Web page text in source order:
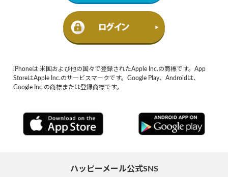
iPhoneは 米国および他の国々で登録されたApple Inc.の商標です。App
StoreはApple Inc.のサービスマークです。Google Play、Androidは、
Google Inc.の商標または登録商標です。
ハッピーメール公式SNS